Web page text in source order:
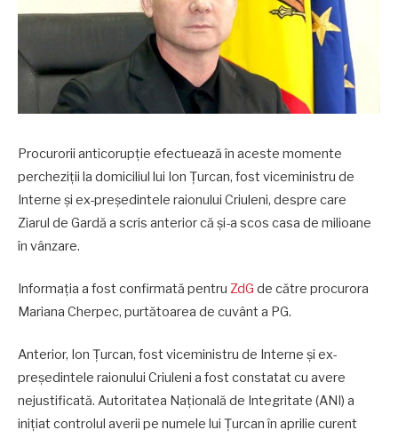
Procurorii anticorupție efectuează în aceste momente
percheziții la domiciliul lui Ion Țurcan, fost viceministru de
Interne și ex-președintele raionului Criuleni, despre care
Ziarul de Gardă a scris anterior că și-a scos casa de milioane
în vânzare.
Informația a fost confirmată pentru ZdG de către procurora
Mariana Cherpec, purtătoarea de cuvânt a PG.
Anterior, Ion Țurcan, fost viceministru de Interne și ex-
președintele raionului Criuleni a fost constatat cu avere
nejustificată. Autoritatea Națională de Integritate (ANI) a
inițiat controlul averii pe numele lui Țurcan în aprilie curent